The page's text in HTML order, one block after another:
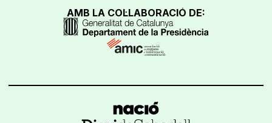
AMB LA COL·LABORACIÓ DE: